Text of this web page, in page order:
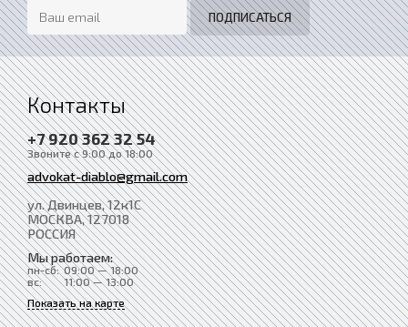
Контакты
+7 920 362 32 54
Звоните с 9:00 до 18:00
advokat-diablo@gmail.com
ул. Двинцев, 12к1С
МОСКВА, 127018
РОССИЯ
Мы работаем:
пн-сб: 09:00 — 18:00
вс:
11:00 — 13:00
Показать на карте